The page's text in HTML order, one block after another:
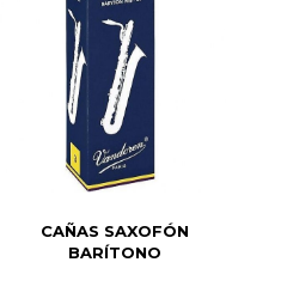
CAÑAS SAXOFÓN
BARÍTONO